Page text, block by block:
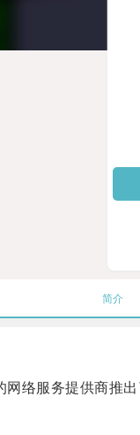
简介
服务提供商推出